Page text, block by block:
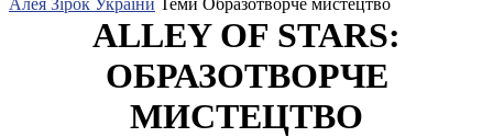
ALLEY OF STARS:
ОБРАЗОТВОРЧЕ
МИСТЕЦТВО